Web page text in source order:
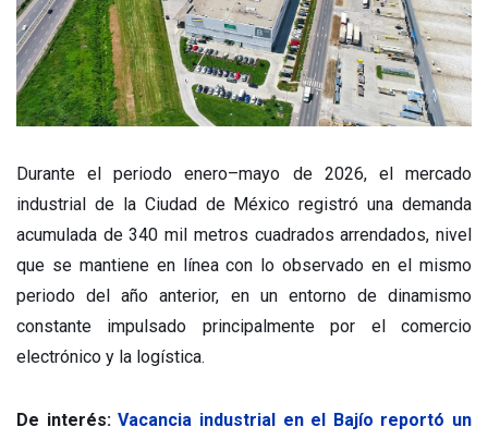
Durante el periodo enero–mayo de 2026, el mercado
industrial de la Ciudad de México registró una demanda
acumulada de 340 mil metros cuadrados arrendados, nivel
que se mantiene en línea con lo observado en el mismo
periodo del año anterior, en un entorno de dinamismo
constante impulsado principalmente por el comercio
electrónico y la logística.
De interés:Vacancia industrial en el Bajío reportó un